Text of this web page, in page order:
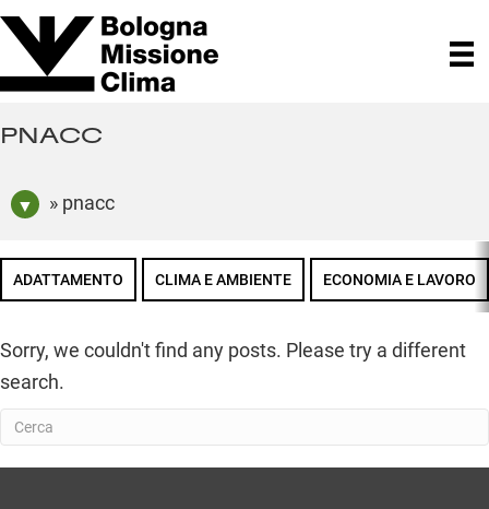
PNACC
» pnacc
ADATTAMENTO CLIMA E AMBIENTE ECONOMIA E LAVORO
Sorry, we couldn't find any posts. Please try a different
search.